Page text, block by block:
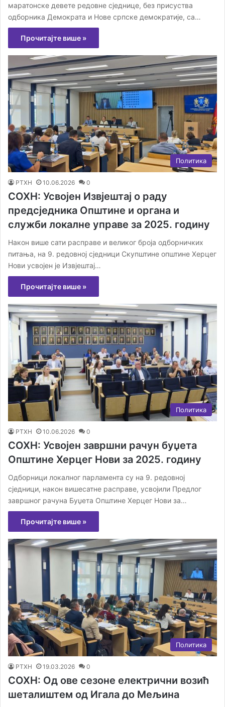
маратонске девете редовне сједнице, без присуства
одборника Демократа и Нове српске демократије, са…
Прочитајте више »
Политика
РТХН 10.06.2026 0
СОХН: Усвојен Извјештај о раду
предсjедника Општине и органа и
служби локалне управе за 2025. годину
Након више сати расправе и великог броја одборничких
питања, на 9. редовној сједници Скупштине општине Херцег
Нови усвојен је Извјештај…
Прочитајте више »
Политика
РТХН 10.06.2026 0
СОХН: Усвојен завршни рачун буџета
Општине Херцег Нови за 2025. годину
Одборници локалног парламента су на 9. редовној
сједници, након вишесатне расправе, усвојили Предлог
завршног рачуна Буџета Општине Херцег Нови за…
Прочитајте више »
Политика
РТХН 19.03.2026 0
СОХН: Од ове сезоне електрични возић
шеталиштем од Игала до Мељина